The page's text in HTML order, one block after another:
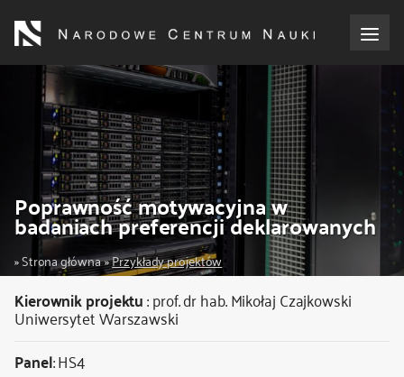
treści
o NCN
dla wnioskodawców
dla realizujących projekty
dla ekspertów
efekty NCN
Poprawność motywacyjna w
badaniach preferencji deklarowanych
Ścieżka
nawigacyjna
Strona główna Przykłady projektów
Kierownik projektu:prof. dr hab. Mikołaj Czajkowski
Uniwersytet Warszawski
Panel: HS4